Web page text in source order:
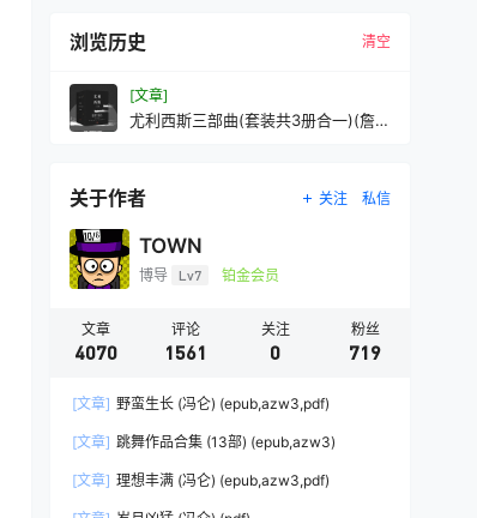
浏览历史 清空
[文章]
尤利西斯三部曲(套装共3册合一)(詹姆
关于作者 关注 私信
TOWN
博导 Lv7 铂金会员
文章
4070
评论
1561
关注
0
粉丝
719
[文章] 野蛮生长 (冯仑) (epub,azw3,pdf)
[文章] 跳舞作品合集 (13部) (epub,azw3)
[文章] 理想丰满 (冯仑) (epub,azw3,pdf)